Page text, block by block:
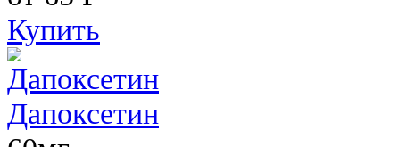
Купить
Дапоксетин